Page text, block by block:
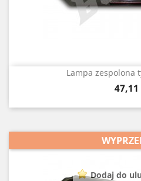
Lampa zespolona
Cena
47,11
Dodaj do